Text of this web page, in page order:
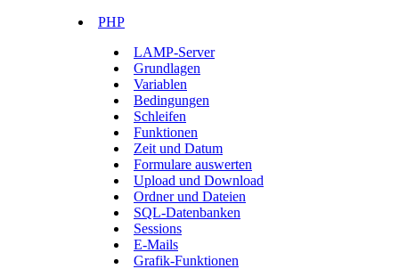
PHP
LAMP-Server
Grundlagen
Variablen
Bedingungen
Schleifen
Funktionen
Zeit und Datum
Formulare auswerten
Upload und Download
Ordner und Dateien
SQL-Datenbanken
Sessions
E-Mails
Grafik-Funktionen